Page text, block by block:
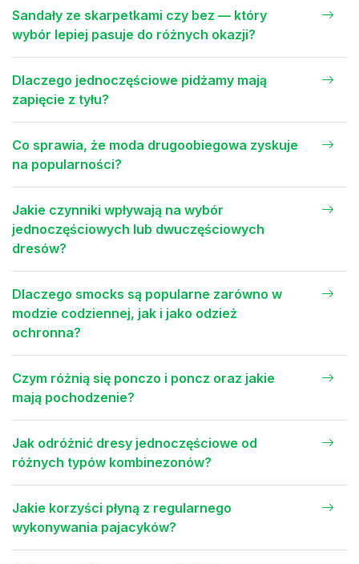
Sandały ze skarpetkami czy bez — który
wybór lepiej pasuje do różnych okazji?
Dlaczego jednoczęściowe pidżamy mają
zapięcie z tyłu?
Co sprawia, że moda drugoobiegowa zyskuje
na popularności?
Jakie czynniki wpływają na wybór
jednoczęściowych lub dwuczęściowych
dresów?
Dlaczego smocks są popularne zarówno w
modzie codziennej, jak i jako odzież
ochronna?
Czym różnią się ponczo i poncz oraz jakie
mają pochodzenie?
Jak odróżnić dresy jednoczęściowe od
różnych typów kombinezonów?
Jakie korzyści płyną z regularnego
wykonywania pajacyków?